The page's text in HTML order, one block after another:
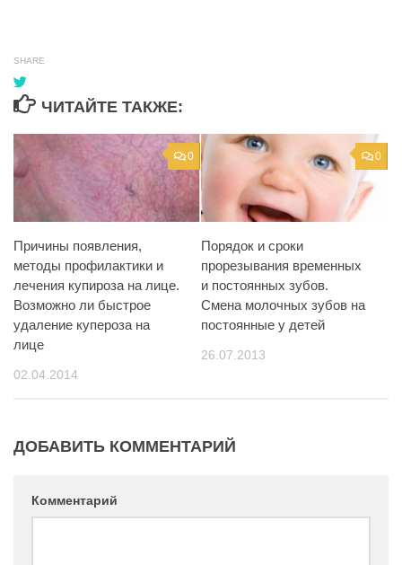
SHARE
ЧИТАЙТЕ ТАКЖЕ:
0
Причины появления,
методы профилактики и
лечения купироза на лице.
Возможно ли быстрое
удаление купероза на
лице
02.04.2014
0
Порядок и сроки
прорезывания временных
и постоянных зубов.
Смена молочных зубов на
постоянные у детей
26.07.2013
ДОБАВИТЬ КОММЕНТАРИЙ
Комментарий